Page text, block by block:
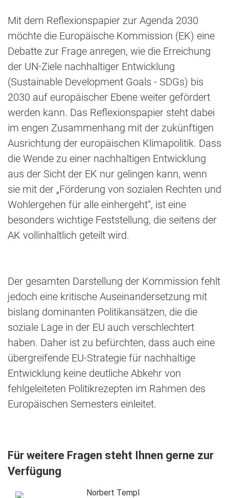
Mit dem Reflexionspapier zur Agenda 2030
möchte die Europäische Kommission (EK) eine
Debatte zur Frage anregen, wie die Erreichung
der UN-Ziele nachhaltiger Entwicklung
(Sustainable Development Goals - SDGs) bis
2030 auf europäischer Ebene weiter gefördert
werden kann. Das Reflexionspapier steht dabei
im engen Zusammenhang mit der zukünftigen
Ausrichtung der europäischen Klimapolitik. Dass
die Wende zu einer nachhaltigen Entwicklung
aus der Sicht der EK nur gelingen kann, wenn
sie mit der „Förderung von sozialen Rechten und
Wohlergehen für alle einhergeht“, ist eine
besonders wichtige Feststellung, die seitens der
AK vollinhaltlich geteilt wird.
Der gesamten Darstellung der Kommission fehlt
jedoch eine kritische Auseinandersetzung mit
bislang dominanten Politikansätzen, die die
soziale Lage in der EU auch verschlechtert
haben. Daher ist zu befürchten, dass auch eine
übergreifende EU-Strategie für nachhaltige
Entwicklung keine deutliche Abkehr von
fehlgeleiteten Politikrezepten im Rahmen des
Europäischen Semesters einleitet.
Für weitere Fragen steht Ihnen gerne zur
Verfügung
Norbert Templ